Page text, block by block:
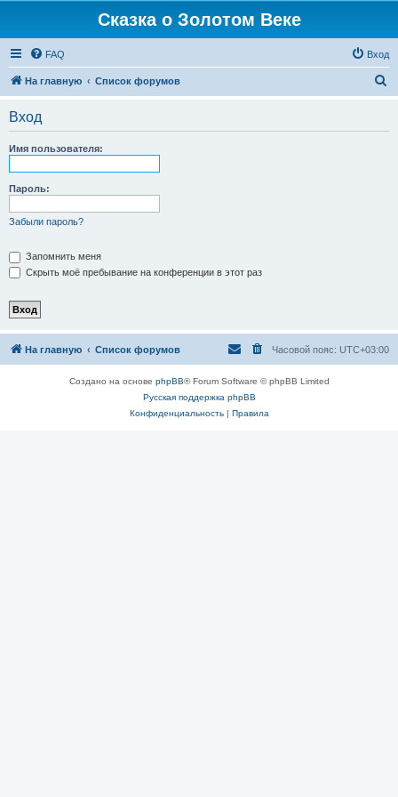
Сказка о Золотом Веке
FAQ Вход
На главную Список форумов
Вход
Имя пользователя:
Пароль:
Забыли пароль?
Запомнить меня
Скрыть моё пребывание на конференции в этот раз
На главную Список форумов Часовой пояс: UTC+03:00
Создано на основе phpBB® Forum Software © phpBB Limited
Русская поддержка phpBB
Конфиденциальность| Правила